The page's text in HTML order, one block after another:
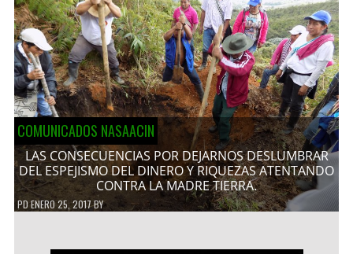
COMUNICADOS NASAACIN
LAS CONSECUENCIAS POR DEJARNOS DESLUMBRAR
DEL ESPEJISMO DEL DINERO Y RIQUEZAS ATENTANDO
CONTRA LA MADRE TIERRA.
PDENERO 25, 2017BY